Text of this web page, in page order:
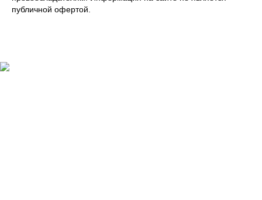
публичной офертой.